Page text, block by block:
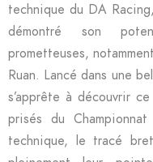
technique du DA
démontré son
prometteuses,
Ruan. Lancé dans une
s’apprête à découvrir
prisés du
technique, le tracé